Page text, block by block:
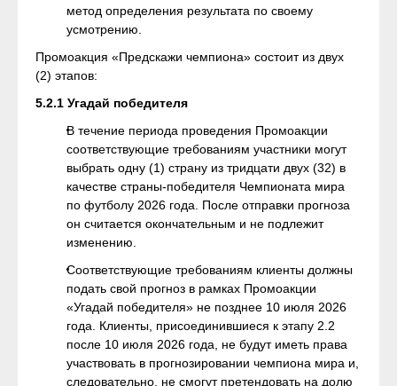
метод определения результата по своему
усмотрению.
Промоакция «Предскажи чемпиона» состоит из двух
(2) этапов:
5.2.1 Угадай победителя
В течение периода проведения Промоакции
соответствующие требованиям участники могут
выбрать одну (1) страну из тридцати двух (32) в
качестве страны-победителя Чемпионата мира
по футболу 2026 года. После отправки прогноза
он считается окончательным и не подлежит
изменению.
Соответствующие требованиям клиенты должны
подать свой прогноз в рамках Промоакции
«Угадай победителя» не позднее 10 июля 2026
года. Клиенты, присоединившиеся к этапу 2.2
после 10 июля 2026 года, не будут иметь права
участвовать в прогнозировании чемпиона мира и,
следовательно, не смогут претендовать на долю